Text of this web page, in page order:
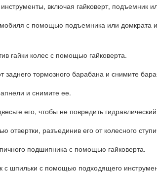
включая гайковерт, подъемник
с помощью подъемника или домкрата
гайки колес с помощью гайковерта.
заднего тормозного барабана и снимите
и снимите ее.
его, чтобы не повредить
отвертки, разъединив его от колесного
подшипника с помощью гайковерта.
шпильки с помощью подходящего